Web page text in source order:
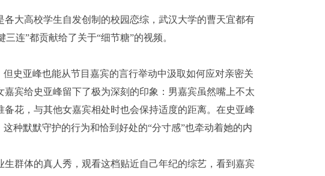
高校学生自发创制的校园恋综，武汉大学的曹天宜都有
连”都贡献给了关于“细节糖”的视频。
史亚峰也能从节目嘉宾的言行举动中汲取如何应对亲密关
宾给史亚峰留下了极为深刻的印象：男嘉宾虽然嘴上不太
花，与其他女嘉宾相处时也会保持适度的距离。在史亚峰
种默默守护的行为和恰到好处的“分寸感”也牵动着她的内
群体的真人秀，观看这档贴近自己年纪的综艺，看到嘉宾